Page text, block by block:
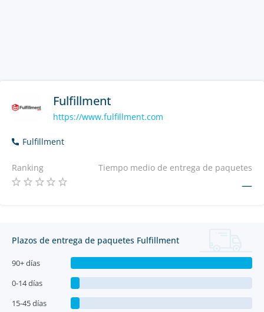
Fulfillment
https://www.fulfillment.com
Fulfillment
Ranking Tiempo medio de entrega de paquetes
—
Plazos de entrega de paquetes Fulfillment
90+ días
0-14 días
15-45 días